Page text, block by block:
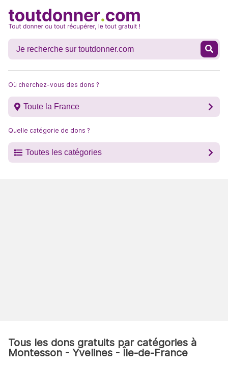
Où cherchez-vous des dons ?
Toute la France
Quelle catégorie de dons ?
Toutes les catégories
Tous les dons gratuits par catégories à
Montesson - Yvelines - Île-de-France